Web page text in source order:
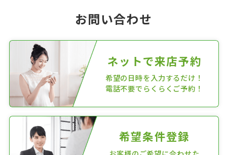
お問い合わせ
ネットで来店予約
希望の日時を入力するだけ！
電話不要でらくらくご予約！
希望条件登録